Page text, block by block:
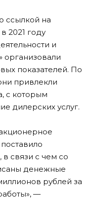
ссылкой на
2021 году
и
организовали
показателей. По
привлекли
с которым
дилерских услуг.
связи с чем со
денежные
рублей за
—